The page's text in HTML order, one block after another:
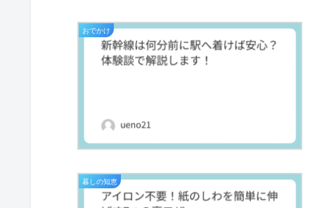
おでかけ
暮しの知恵